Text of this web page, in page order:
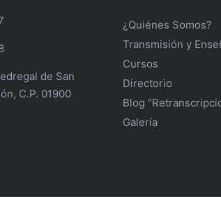
de San
C.P. 01900
¿Quiénes Somos?
Transmisión y
Cursos
Directorio
Blog
Galería